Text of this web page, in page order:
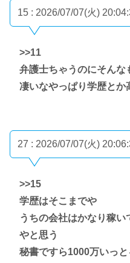
15 : 2026/07/07(火)
>>11
弁護士ちゃうのにそんな
凄いなやっぱり学歴とか
27 : 2026/07/07(火)
>>15
学歴はそこまでや
うちの会社はかなり稼
やと思う
秘書ですら1000万いっ